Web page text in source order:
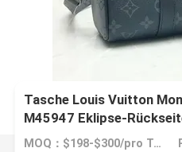
Tasche Louis Vuitton
M45947 Eklipse-
MOQ：$198-$300/pro Tasche